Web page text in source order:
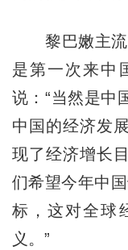
黎巴嫩主流
是第一次来中
说：“当然是中
中国的经济发
现了经济增长
们希望今年中
标，这对全球
义。”